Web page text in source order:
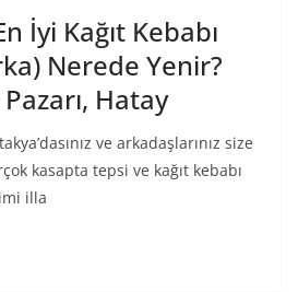
İyi Kağıt Kebabı
Nerede Yenir?
Hatay
ve arkadaşlarınız size
kasapta tepsi ve kağıt kebabı
illa